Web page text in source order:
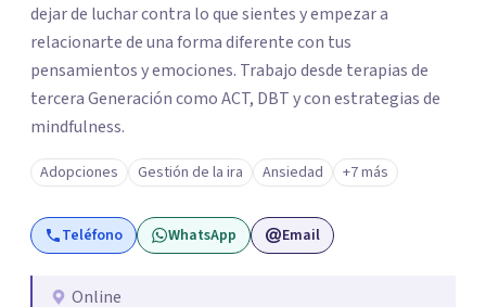
dejar de luchar contra lo que sientes y empezar a
relacionarte de una forma diferente con tus
pensamientos y emociones. Trabajo desde terapias de
tercera Generación como ACT, DBT y con estrategias de
mindfulness.
Adopciones Gestión de la ira Ansiedad +7 más
Teléfono WhatsApp Email
Online